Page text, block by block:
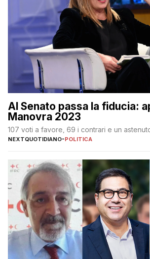
Al Senato passa la fiducia:
Manovra 2023
107 voti a favore, 69 i contrari e un
NEXTQUOTIDIANO-POLITICA